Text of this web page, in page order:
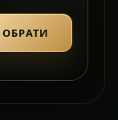
ОБРАТИ